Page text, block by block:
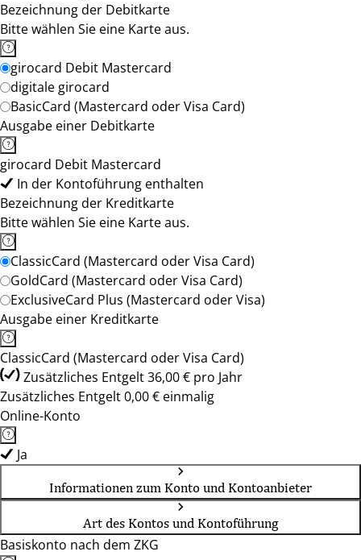
Bezeichnung der Debitkarte
Bitte wählen Sie eine Karte aus.
girocard Debit Mastercard
digitale girocard
BasicCard (Mastercard oder Visa Card)
Ausgabe einer Debitkarte
girocard Debit Mastercard
In der Kontoführung enthalten
Bezeichnung der Kreditkarte
Bitte wählen Sie eine Karte aus.
ClassicCard (Mastercard oder Visa Card)
GoldCard (Mastercard oder Visa Card)
ExclusiveCard Plus (Mastercard oder Visa)
Ausgabe einer Kreditkarte
ClassicCard (Mastercard oder Visa Card)
Zusätzliches Entgelt 36,00 € pro Jahr
Zusätzliches Entgelt 0,00 € einmalig
Online-Konto
Ja
Informationen zum Konto und Kontoanbieter
Art des Kontos und Kontoführung
Basiskonto nach dem ZKG